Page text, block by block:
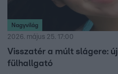
Nagyvilág
2026. május 25. 17:00
Visszatér a múlt slágere:
fülhallgató